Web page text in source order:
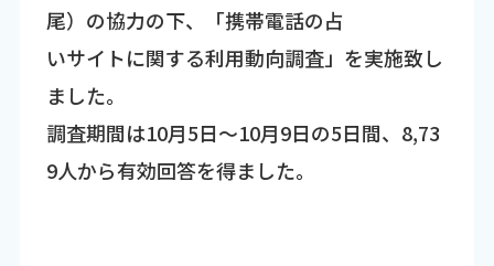
尾）の協力の下、「携帯電話の占
いサイトに関する利用動向調査」を実施致し
ました。
調査期間は10月5日～10月9日の5日間、8,73
9人から有効回答を得ました。